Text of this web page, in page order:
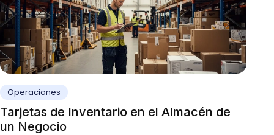
Operaciones
Tarjetas de Inventario en el Almacén de
un Negocio